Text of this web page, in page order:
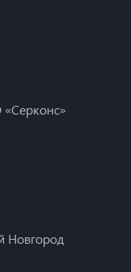
Новгород